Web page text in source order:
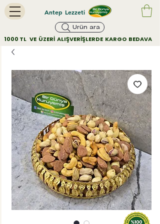
Antep Lezzeti
Ürün ara
1000 TL   VE  ÜZERİ  ALIŞVERİŞLERDE  KARGO  BEDAVA